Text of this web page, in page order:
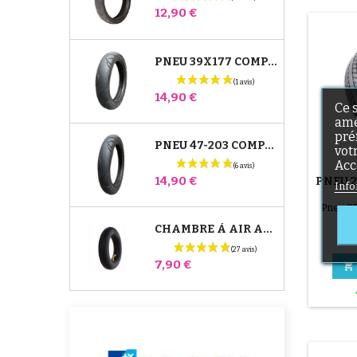
Prix
12,90 €
PNEU 39X177 COMPATIBLE POUSSETTE BUGABOO DONKEY - POUR ROUE AVANT
Prix
14,90 €
PNEU 47-203 COMPATIBLE POUSSETTE BUGABOO DONKEY - POUR ROUE ARRIÈRE
Prix
14,90 €
CHAMBRE À AIR ARRIÈRE POUSSETTE WHIZZ RED CASTLE
Prix
7,90 €
PNEU
Pneu

Ce